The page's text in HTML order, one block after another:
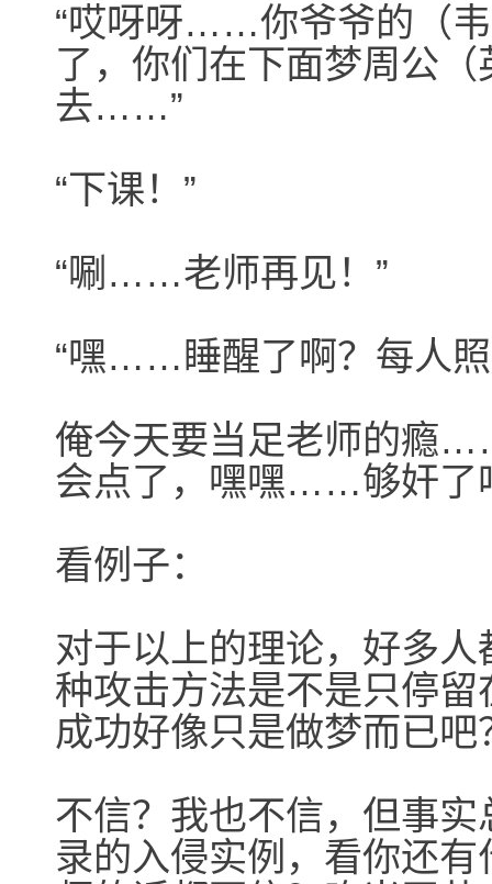
“哎呀呀……你爷爷的（
了，你们在下面梦周公
去……”
“下课！”
“唰……老师再见！”
“嘿……睡醒了啊？每人
俺今天要当足老师的瘾
会点了，嘿嘿……够奸了
看例子：
对于以上的理论，好多
种攻击方法是不是只停
成功好像只是做梦而已吧
不信？我也不信，但事
录的入侵实例，看你还